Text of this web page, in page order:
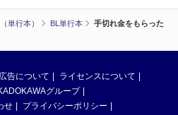
単行本） BL単行本
手切れ金をもらった
広告について
ライセンスについて
グループ
せ
プライバシーポリシー